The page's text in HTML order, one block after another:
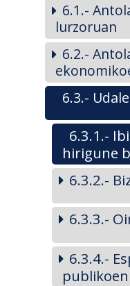
6.1.-
lurzoruan
6.2.-
6.3.-
6.3.1.-
hirigune
6.3.2.-
6.3.3.-
6.3.4.-